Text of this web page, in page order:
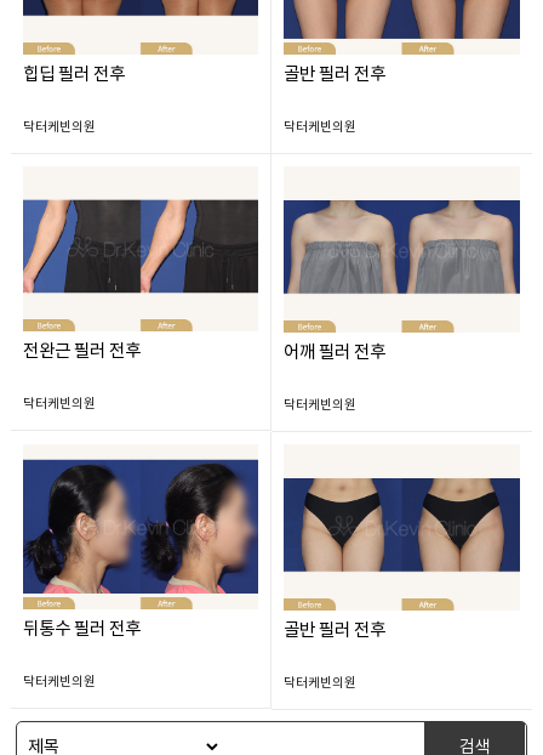
힙딥 필러 전후
닥터케빈의원
골반 필러 전후
닥터케빈의원
전완근 필러 전후
닥터케빈의원
어깨 필러 전후
닥터케빈의원
뒤통수 필러 전후
닥터케빈의원
골반 필러 전후
닥터케빈의원
검색